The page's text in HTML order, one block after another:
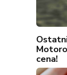
cena!